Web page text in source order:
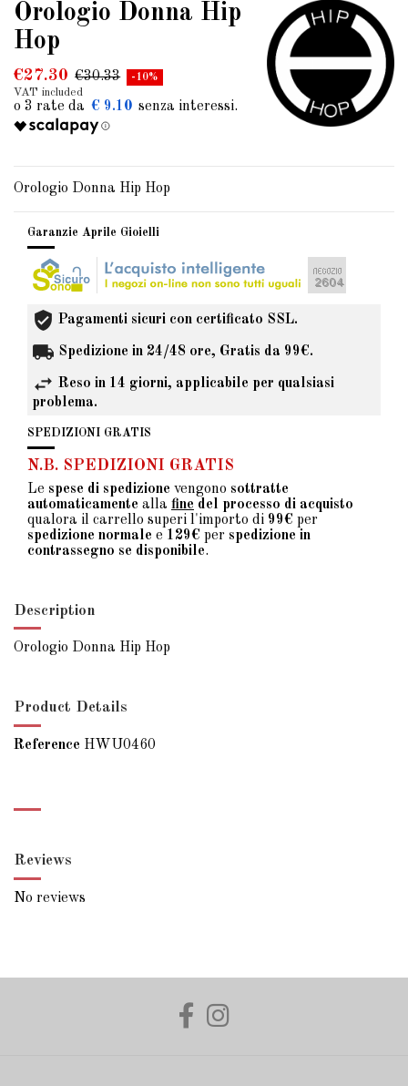
Orologio Donna Hip
Hop
€27.30 €30.33 -10%
VAT included
€ 9.10
Orologio Donna Hip Hop
Garanzie Aprile Gioielli
Pagamenti sicuri con certificato SSL.
Spedizione in 24/48 ore, Gratis da 99€.
Reso in 14 giorni, applicabile per qualsiasi
problema.
SPEDIZIONI GRATIS
N.B. SPEDIZIONI GRATIS
Le spese di spedizione vengono sottratte
automaticamente alla fine del processo di acquisto
qualora il carrello superi l'importo di 99€ per
spedizione normale e 129€ per spedizione in
contrassegno se disponibile.
Description
Orologio Donna Hip Hop
Product Details
Reference HWU0460
Reviews
No reviews